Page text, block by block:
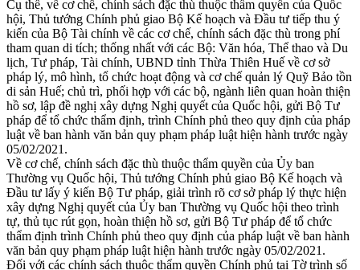
Cụ thể, về cơ chế, chính sách đặc thù thuộc thẩm quyền của Quốc
hội, Thủ tướng Chính phủ giao Bộ Kế hoạch và Đầu tư tiếp thu ý
kiến của Bộ Tài chính về các cơ chế, chính sách đặc thù trong phí
tham quan di tích; thống nhất với các Bộ: Văn hóa, Thể thao và Du
lịch, Tư pháp, Tài chính, UBND tỉnh Thừa Thiên Huế về cơ sở
pháp lý, mô hình, tổ chức hoạt động và cơ chế quản lý Quỹ Bảo tồn
di sản Huế; chủ trì, phối hợp với các bộ, ngành liên quan hoàn thiện
hồ sơ, lập đề nghị xây dựng Nghị quyết của Quốc hội, gửi Bộ Tư
pháp để tổ chức thẩm định, trình Chính phủ theo quy định của pháp
luật về ban hành văn bản quy phạm pháp luật hiện hành trước ngày
05/02/2021.
Về cơ chế, chính sách đặc thù thuộc thẩm quyền của Ủy ban
Thường vụ Quốc hội, Thủ tướng Chính phủ giao Bộ Kế hoạch và
Đầu tư lấy ý kiến Bộ Tư pháp, giải trình rõ cơ sở pháp lý thực hiện
xây dựng Nghị quyết của Ủy ban Thường vụ Quốc hội theo trình
tự, thủ tục rút gọn, hoàn thiện hồ sơ, gửi Bộ Tư pháp để tổ chức
thẩm định trình Chính phủ theo quy định của pháp luật về ban hành
văn bản quy phạm pháp luật hiện hành trước ngày 05/02/2021.
Đối với các chính sách thuộc thẩm quyền Chính phủ tại Tờ trình số